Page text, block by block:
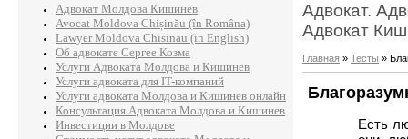
Адвокат Молдова Кишинев
Avocat Moldova Chișinău (în Româna)
Lawyer Moldova Chisinau (in English)
Об адвокате Сергее Козма
Услуги Адвоката Молдова и Кишинев
Услуги адвоката для IT-компаний
Услуги адвоката Молдова и Кишинев онлайн
Консультация Адвоката Молдова и Кишинев
Инвестиции в Молдове
Адвокат.
Адвокат
Главная » Тесты »
Есть